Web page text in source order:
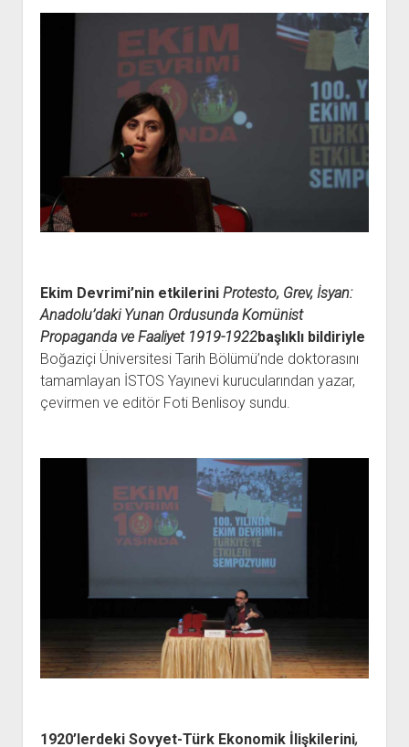
Ekim Devrimi’nin etkilerini Protesto, Grev, İsyan:
Anadolu’daki Yunan Ordusunda Komünist
Propaganda ve Faaliyet 1919-1922başlıklı bildiriyle
Boğaziçi Üniversitesi Tarih Bölümü’nde doktorasını
tamamlayan İSTOS Yayınevi kurucularından yazar,
çevirmen ve editör Foti Benlisoy sundu.
1920’lerdeki Sovyet-Türk Ekonomik İlişkilerini,